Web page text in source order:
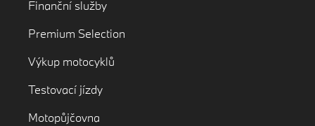
Finanční služby
Premium Selection
Výkup motocyklů
Testovací jízdy
Motopůjčovna